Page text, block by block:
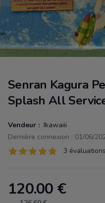
Senran Kagura
Splash All
Vendeur : Ikawaiii
Dernière connexion : 01/06/
Évaluations
3 sur 5 étoiles 3 évaluations
Product information
120.00 €